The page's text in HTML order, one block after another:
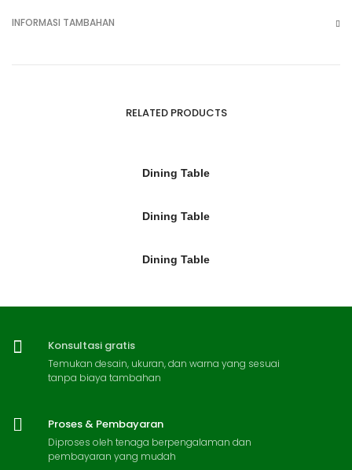
INFORMASI TAMBAHAN
RELATED PRODUCTS
Dining Table
Dining Table
Dining Table
Konsultasi gratis
Temukan desain, ukuran, dan warna yang sesuai
tanpa biaya tambahan
Proses & Pembayaran
Diproses oleh tenaga berpengalaman dan
pembayaran yang mudah